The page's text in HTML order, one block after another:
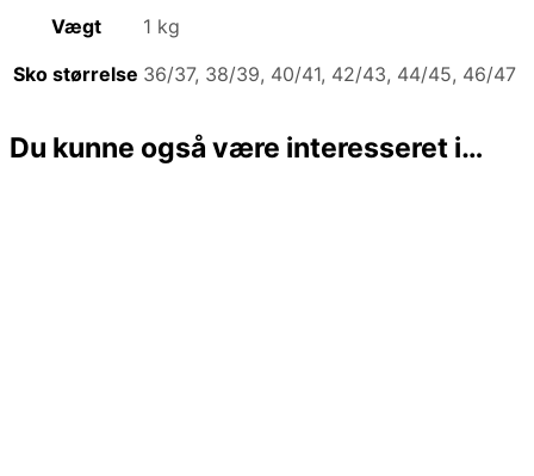
Vægt
1 kg
Sko størrelse 36/37, 38/39, 40/41, 42/43, 44/45, 46/47
Du kunne også være interesseret i…